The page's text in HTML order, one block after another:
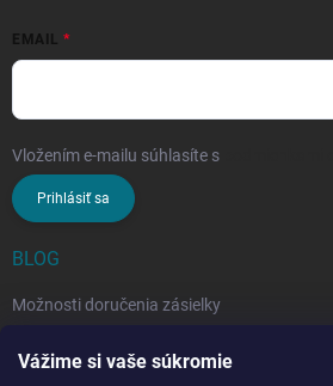
Vážime si vaše súkromie
EMAIL
Vložením e-mailu súhlasíte s
Prihlásiť sa
BLOG
Možnosti doručenia zásielky
vybrať?